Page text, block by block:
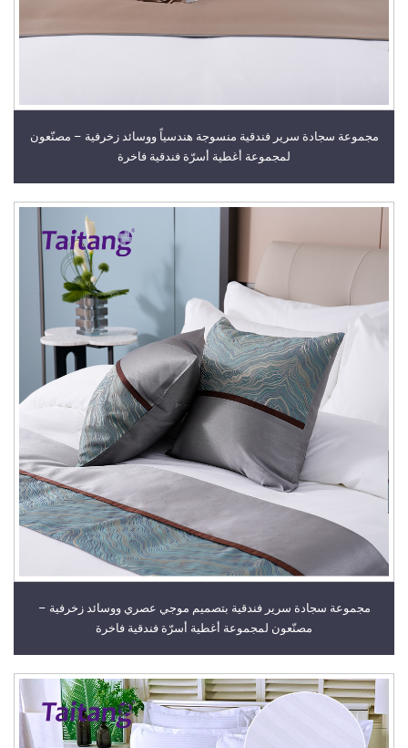
مجموعة سجادة سرير فندقية منسوجة هندسياً ووسائد زخرفية – مصنّعون
لمجموعة أغطية أسرّة فندقية فاخرة
مجموعة سجادة سرير فندقية بتصميم موجي عصري ووسائد زخرفية –
مصنّعون لمجموعة أغطية أسرّة فندقية فاخرة